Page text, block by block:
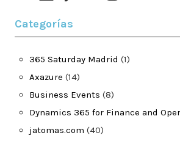
Categorías
365 Saturday Madrid (1)
Axazure (14)
Business Events (8)
Dynamics 365 for Finance and
jatomas.com (40)